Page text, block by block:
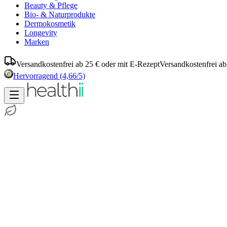
Beauty & Pflege
Bio- & Naturprodukte
Dermokosmetik
Longevity
Marken
Versandkostenfrei ab 25 € oder mit E-RezeptVersandkostenfrei
Hervorragend (4,66/5)